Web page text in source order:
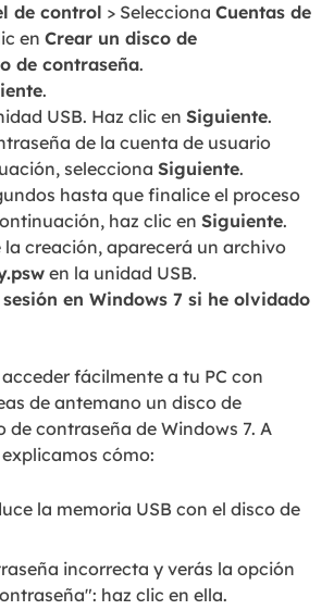
de control > Selecciona Cuentas de
en Crear un disco de
de contraseña.
.
USB. Haz clic en Siguiente.
de la cuenta de usuario
selecciona Siguiente.
hasta que finalice el proceso
haz clic en Siguiente.
creación, aparecerá un archivo
en la unidad USB.
en Windows 7 si he olvidado
fácilmente a tu PC con
de antemano un disco de
de contraseña de Windows 7. A
cómo:
la memoria USB con el disco de
incorrecta y verás la opción
haz clic en ella.